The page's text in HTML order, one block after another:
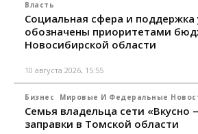
Власть
Социальная сфера и поддержка
обозначены приоритетами
Новосибирской области
10 августа 2026, 15:55
Бизнес Мировые И Федеральные
Семья владельца сети «Вкусно
заправки в Томской области